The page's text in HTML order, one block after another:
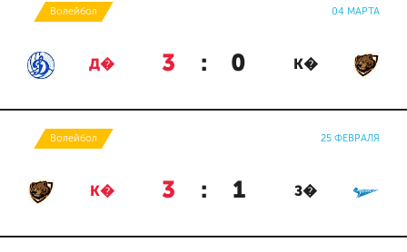
Волейбол 04 МАРТА
Д� 3 : 0 К�
Волейбол 25 ФЕВРАЛЯ
К� 3 : 1 З�